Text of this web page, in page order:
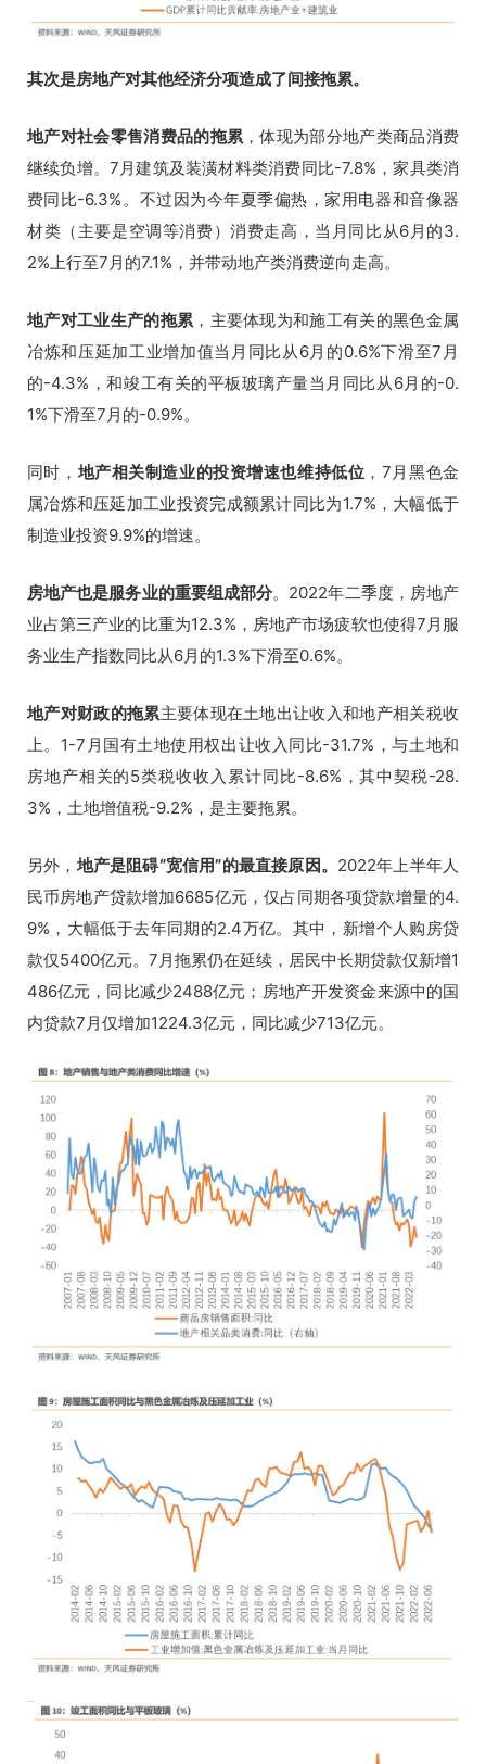
其次是房地产对其他经济分项造成了间接拖累。
地产对社会零售消费品的拖累 ，体现为部分地产类商品消费
继续负增。7月建筑及装潢材料类消费同比-7.8%，家具类消
费同比-6.3%。不过因为今年夏季偏热，家用电器和音像器
材类（主要是空调等消费）消费走高，当月同比从6月的3.
2%上行至7月的7.1%，并带动地产类消费逆向走高。
地产对工业生产的拖累 ，主要体现为和施工有关的黑色金属
冶炼和压延加工业增加值当月同比从6月的0.6%下滑至7月
的-4.3%，和竣工有关的平板玻璃产量当月同比从6月的-0.
1%下滑至7月的-0.9%。
同时， 地产相关制造业的投资增速也维持低位 ，7月黑色金
属冶炼和压延加工业投资完成额累计同比为1.7%，大幅低于
制造业投资9.9%的增速。
房地产也是服务业的重要组成部分。2022年二季度，房地产
业占第三产业的比重为12.3%，房地产市场疲软也使得7月服
务业生产指数同比从6月的1.3%下滑至0.6%。
地产对财政的拖累主要体现在土地出让收入和地产相关税收
上。1-7月国有土地使用权出让收入同比-31.7%，与土地和
房地产相关的5类税收收入累计同比-8.6%，其中契税-28.
3%，土地增值税-9.2%，是主要拖累。
另外， 地产是阻碍“宽信用”的最直接原因。 2022年上半年人
民币房地产贷款增加6685亿元，仅占同期各项贷款增量的4.
9%，大幅低于去年同期的2.4万亿。其中，新增个人购房贷
款仅5400亿元。7月拖累仍在延续，居民中长期贷款仅新增1
486亿元，同比减少2488亿元；房地产开发资金来源中的国
内贷款7月仅增加1224.3亿元，同比减少713亿元。